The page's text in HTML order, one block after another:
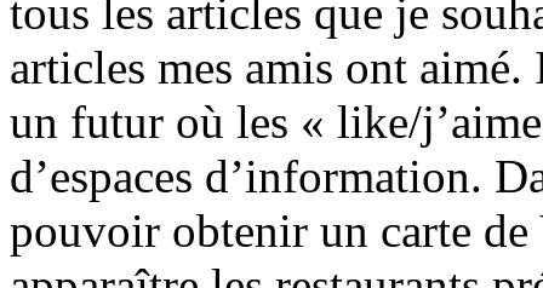
tous les articles que je
articles mes amis ont
un futur où les « like/
d’espaces d’information.
pouvoir obtenir un carte